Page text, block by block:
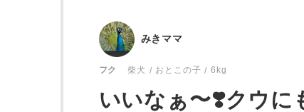
みきママ
フク 柴犬 おとこの子 6kg
いいなぁ〜❣️クウに